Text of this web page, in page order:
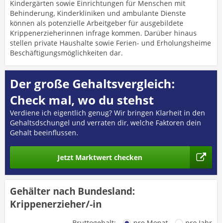
Kindergärten sowie Einrichtungen für Menschen mit
Behinderung, Kinderkliniken und ambulante Dienste
können als potenzielle Arbeitgeber für ausgebildete
Krippenerzieherinnen infrage kommen. Darüber hinaus
stellen private Haushalte sowie Ferien- und Erholungsheime
Beschäftigungsmöglichkeiten dar.
Der große Gehaltsvergleich:
Check mal, wo du stehst
Verdiene ich eigentlich genug? Wir bringen Klarheit in den
Gehaltsdschungel und verraten dir, welche Faktoren dein
Gehalt beeinflussen.
Jetzt Marktwert checken
Gehälter nach Bundesland:
Krippenerzieher/-in